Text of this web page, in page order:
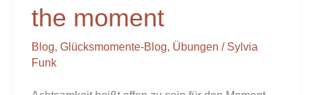
the moment
Blog, Glücksmomente-Blog, Übungen / Sylvia
Funk